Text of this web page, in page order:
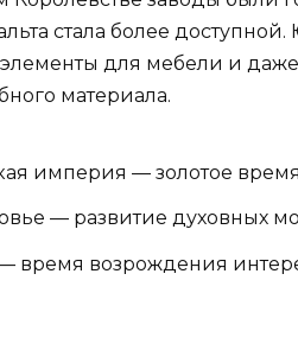
стала более
для мебели и
материала.
империя — золотое
— развитие духовных
время возрождения